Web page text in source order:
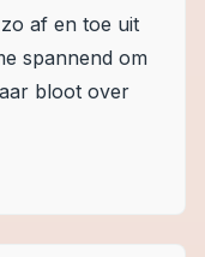
af en toe uit
spannend om
bloot over